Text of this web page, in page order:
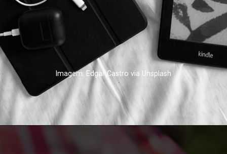
Imagem: Edgar Castro via Unsplash